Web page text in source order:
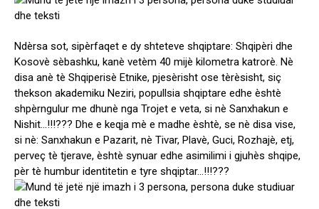
Ndèrsa sot, sipèrfaqet e dy shteteve shqiptare: Shqipèri dhe
Kosovè sèbashku, kanè vetèm 40 mijè kilometra katrorè. Nè
disa anè tè Shqiperisè Etnike, pjesèrisht ose tèrèsisht, siç
thekson akademiku Neziri, popullsia shqiptare edhe èshtè
shpèrngulur me dhunè nga Trojet e veta, si nè Sanxhakun e
Nishit…!!!??? Dhe e keqja mè e madhe èshtè, se nè disa vise,
si nè: Sanxhakun e Pazarit, nè Tivar, Plavè, Guci, Rozhajè, etj,
perveç tè tjerave, èshtè synuar edhe asimilimi i gjuhès shqipe,
pèr tè humbur identitetin e tyre shqiptar…!!!???